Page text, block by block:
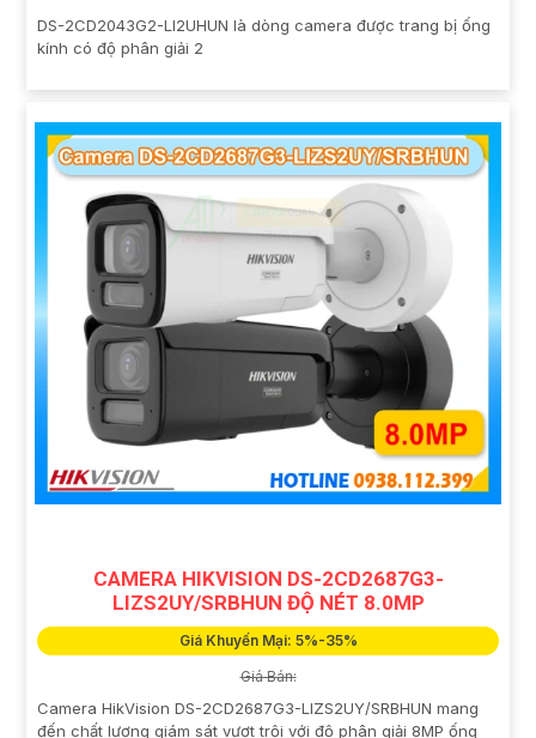
DS-2CD2043G2-LI2UHUN là dòng camera được trang bị ống
kính có độ phân giải 2
CAMERA HIKVISION DS-2CD2687G3-
LIZS2UY/SRBHUN ĐỘ NÉT 8.0MP
Giá Khuyến Mại: 5%-35%
Giá Bán:
Camera HikVision DS-2CD2687G3-LIZS2UY/SRBHUN mang
đến chất lượng giám sát vượt trội với độ phân giải 8MP ống